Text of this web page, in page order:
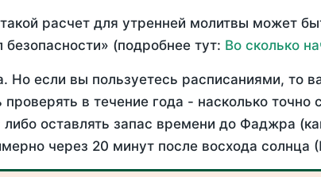
расчет для утренней молитвы может
(подробнее тут: Во сколько
если вы пользуетесь расписаниями, то
в течение года - насколько
оставлять запас времени до Фаджра
через 20 минут после восхода солнца